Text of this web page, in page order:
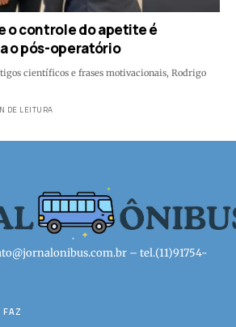
o controle do apetite é
o pós-operatório
científicos e frases motivacionais, Rodrigo
DE LEITURA
– tel.(11)91754-
FAZ